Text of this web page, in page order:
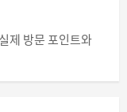
제 방문 포인트와